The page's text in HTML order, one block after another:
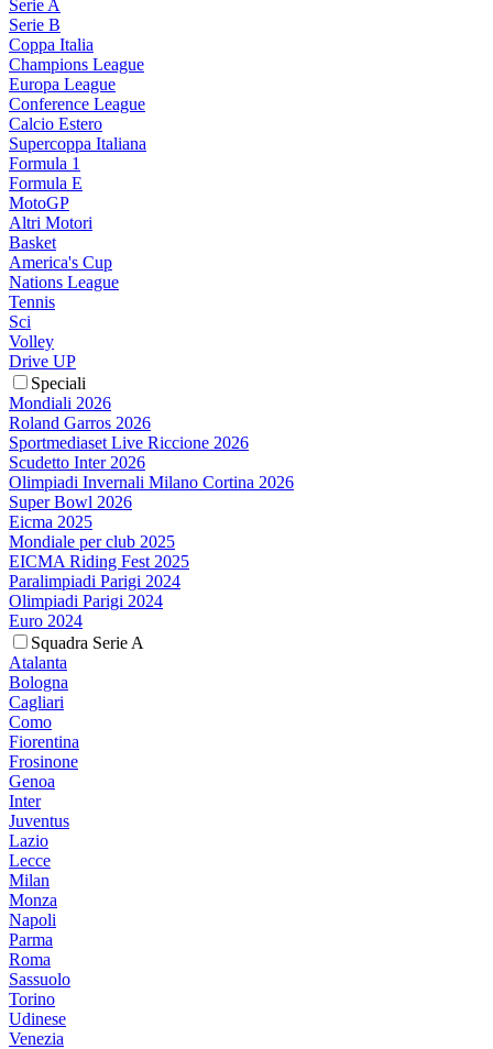
Serie A
Serie B
Coppa Italia
Champions League
Europa League
Conference League
Calcio Estero
Supercoppa Italiana
Formula 1
Formula E
MotoGP
Altri Motori
Basket
America's Cup
Nations League
Tennis
Sci
Volley
Drive UP
Speciali
Mondiali 2026
Roland Garros 2026
Sportmediaset Live Riccione 2026
Scudetto Inter 2026
Olimpiadi Invernali Milano Cortina 2026
Super Bowl 2026
Eicma 2025
Mondiale per club 2025
EICMA Riding Fest 2025
Paralimpiadi Parigi 2024
Olimpiadi Parigi 2024
Euro 2024
Squadra Serie A
Atalanta
Bologna
Cagliari
Como
Fiorentina
Frosinone
Genoa
Inter
Juventus
Lazio
Lecce
Milan
Monza
Napoli
Parma
Roma
Sassuolo
Torino
Udinese
Venezia